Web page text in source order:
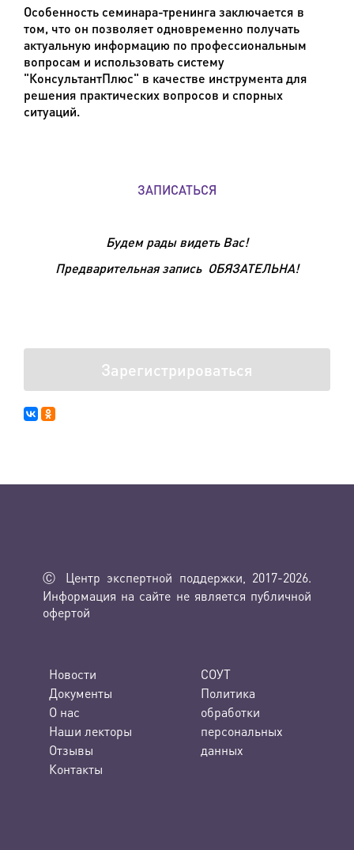
Особенность семинара-тренинга заключается в
том, что он позволяет одновременно получать
актуальную информацию по профессиональным
вопросам и использовать систему
"КонсультантПлюс" в качестве инструмента для
решения практических вопросов и спорных
ситуаций.
ЗАПИСАТЬСЯ
Будем рады видеть Вас!
Предварительная запись ОБЯЗАТЕЛЬНА!
Зарегистрироваться
Ⓒ Центр экспертной поддержки, 2017-2026.
Информация на сайте не является публичной
офертой
Новости
Документы
О нас
Наши лекторы
Отзывы
Контакты
СОУТ
Политика
обработки
персональных
данных